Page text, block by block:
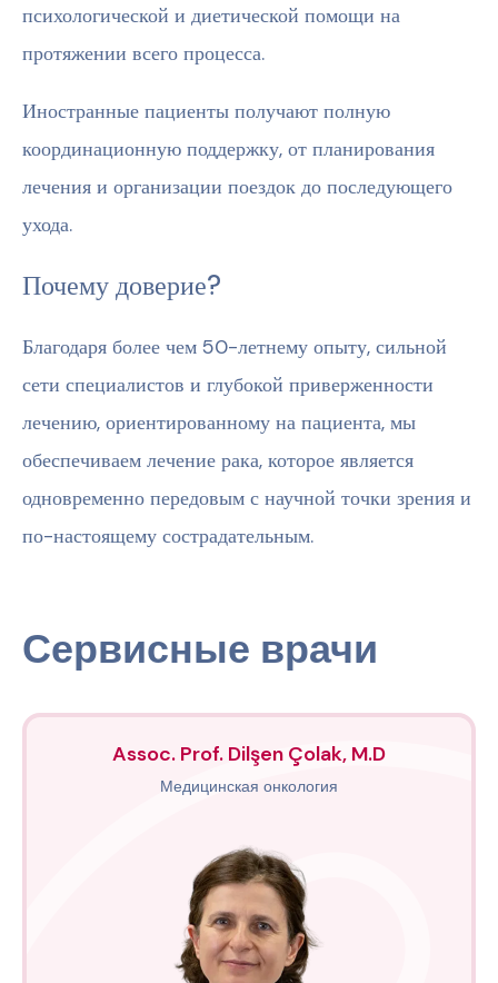
психологической и диетической помощи на
протяжении всего процесса.
Иностранные пациенты получают полную
координационную поддержку, от планирования
лечения и организации поездок до последующего
ухода.
Почему доверие?
Благодаря более чем 50-летнему опыту, сильной
сети специалистов и глубокой приверженности
лечению, ориентированному на пациента, мы
обеспечиваем лечение рака, которое является
одновременно передовым с научной точки зрения и
по-настоящему сострадательным.
Сервисные врачи
Assoc. Prof. Dilşen Çolak, M.D
Медицинская онкология